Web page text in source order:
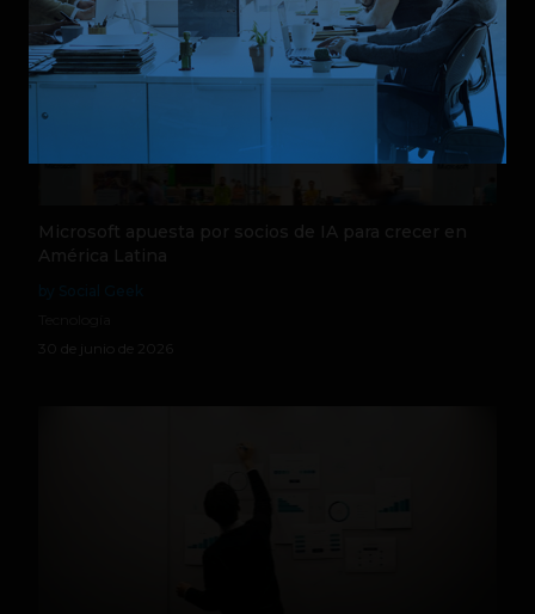
Microsoft apuesta por socios de IA para crecer en
América Latina
30 de junio de 2026